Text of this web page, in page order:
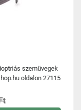
szemüvegek
oldalon 27115